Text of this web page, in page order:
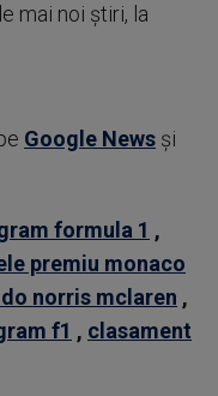
mai noi știri, la
Google News şi
formula 1 ,
premiu monaco
norris mclaren ,
f1 , clasament